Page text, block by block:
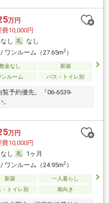
万円
費10,000円
なし
なし
ワンルーム（27.65m2）
金なし
新築
ンルーム バス・トイレ別
予約優先。『06-6539-
万円
費10,000円
なし
1ヶ月
ワンルーム（24.95m2）
新築
一人暮らし
・トイレ別 南向き